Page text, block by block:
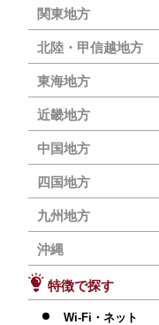
関東地方
北陸・甲信越地方
東海地方
近畿地方
中国地方
四国地方
九州地方
沖縄
特徴で探す
Wi-Fi・ネット